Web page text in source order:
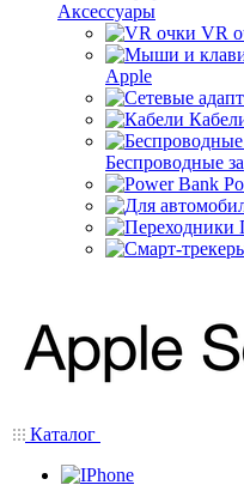
Аксессуары
VR
Apple
Беспроводные
Каталог